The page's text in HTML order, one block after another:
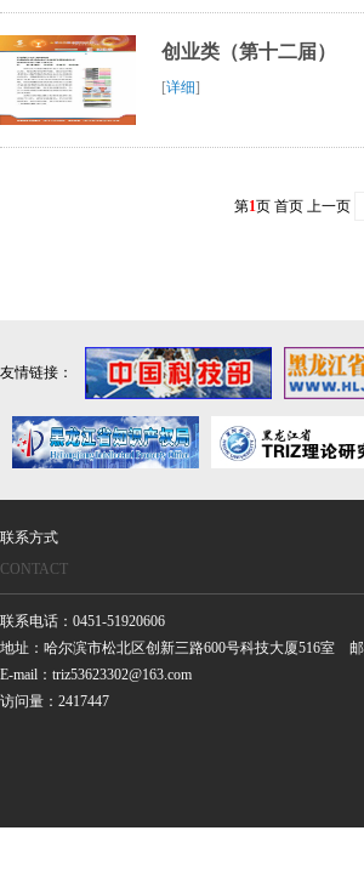
创业类（第十二届）
[详细]
第1页 首页 上一页
友情链接：
联系方式
CONTACT
联系电话：0451-51920606
地址：哈尔滨市松北区创新三路600号科技大厦516室 邮
E-mail：triz53623302@163.com
访问量：2417447